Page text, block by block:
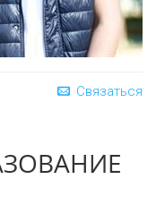
Связаться